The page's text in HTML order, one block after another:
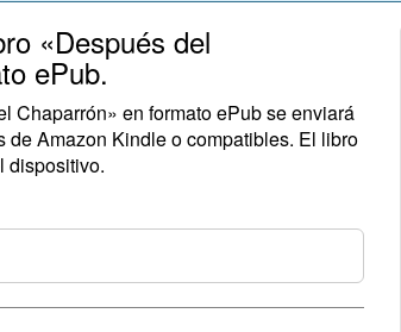
«Después del
ePub.
Chaparrón» en formato ePub se enviará
Amazon Kindle o compatibles. El libro
dispositivo.